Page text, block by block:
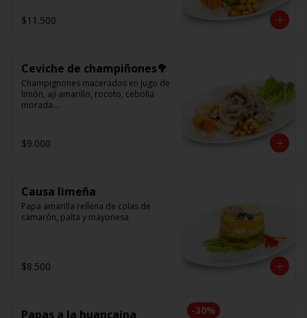
$11.500
Ceviche de champiñones🥦
Champignones macerados en jugo de
limón, ají amarillo, rocoto, cebolla
morada.
$9.000
Causa limeña
Papa amarilla rellena de colas de
camarón, palta y mayonesa
$8.500
-30%
Papas a la huancaína